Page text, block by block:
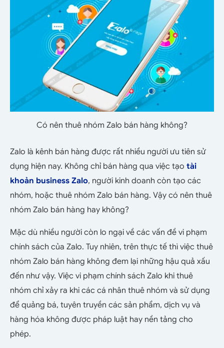
Có nên thuê nhóm Zalo bán hàng không?
Zalo là kênh bán hàng được rất nhiều người ưu tiên sử
dụng hiện nay. Không chỉ bán hàng qua việc tạo tài
khoản business Zalo, người kinh doanh còn tạo các
nhóm, hoặc thuê nhóm Zalo bán hàng. Vậy có nên thuê
nhóm Zalo bán hàng hay không?
Mặc dù nhiều người còn lo ngại về các vấn đề vi phạm
chính sách của Zalo. Tuy nhiên, trên thực tế thì việc thuê
nhóm Zalo bán hàng không đem lại những hậu quả xấu
đến như vậy. Việc vi phạm chính sách Zalo khi thuê
nhóm chỉ xảy ra khi các cá nhân thuê nhóm và sử dụng
để quảng bá, tuyên truyền các sản phẩm, dịch vụ và
hàng hóa không được pháp luật hay nền tảng cho
phép.